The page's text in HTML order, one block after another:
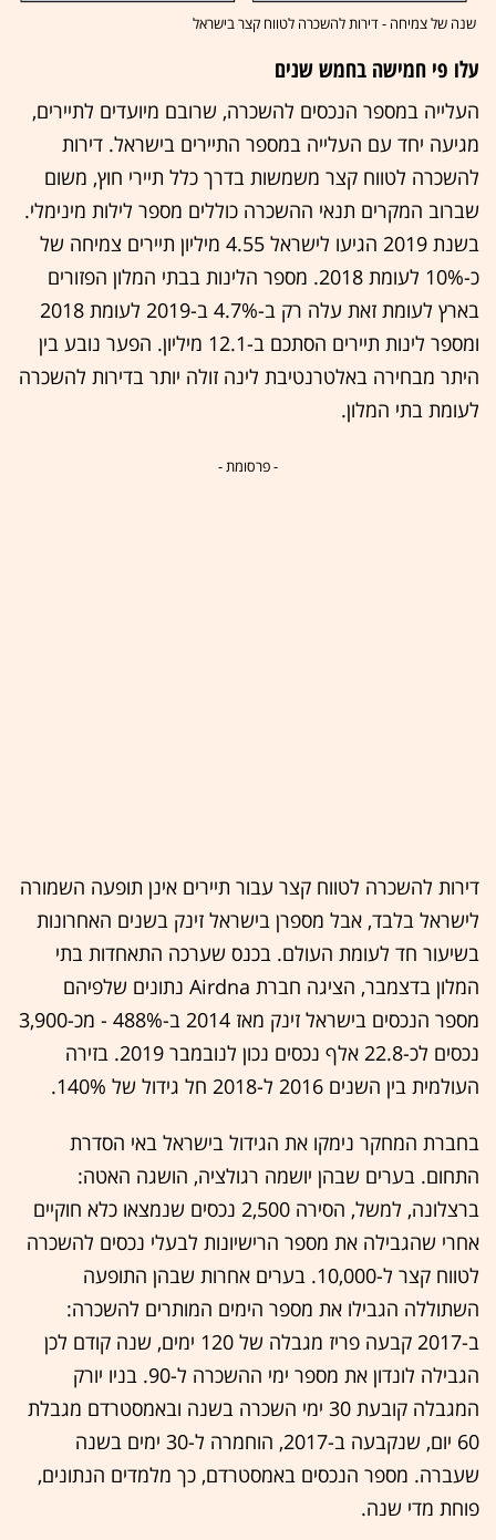
שנה של צמיחה - דירות להשכרה לטווח קצר בישראל
עלו פי חמישה בחמש שנים
העלייה במספר הנכסים להשכרה, שרובם מיועדים לתיירים,
מגיעה יחד עם העלייה במספר התיירים בישראל. דירות
להשכרה לטווח קצר משמשות בדרך כלל תיירי חוץ, משום
שברוב המקרים תנאי ההשכרה כוללים מספר לילות מינימלי.
בשנת 2019 הגיעו לישראל 4.55 מיליון תיירים צמיחה של
כ-10% לעומת 2018. מספר הלינות בבתי המלון הפזורים
בארץ לעומת זאת עלה רק ב-4.7% ב-2019 לעומת 2018
ומספר לינות תיירים הסתכם ב-12.1 מיליון. הפער נובע בין
היתר מבחירה באלטרנטיבת לינה זולה יותר בדירות להשכרה
לעומת בתי המלון.
- פרסומת -
דירות להשכרה לטווח קצר עבור תיירים אינן תופעה השמורה
לישראל בלבד, אבל מספרן בישראל זינק בשנים האחרונות
בשיעור חד לעומת העולם. בכנס שערכה התאחדות בתי
המלון בדצמבר, הציגה חברת Airdna נתונים שלפיהם
מספר הנכסים בישראל זינק מאז 2014 ב-488% - מכ-3,900
נכסים לכ-22.8 אלף נכסים נכון לנובמבר 2019. בזירה
העולמית בין השנים 2016 ל-2018 חל גידול של 140%.
בחברת המחקר נימקו את הגידול בישראל באי הסדרת
התחום. בערים שבהן יושמה רגולציה, הושגה האטה:
ברצלונה, למשל, הסירה 2,500 נכסים שנמצאו כלא חוקיים
אחרי שהגבילה את מספר הרישיונות לבעלי נכסים להשכרה
לטווח קצר ל-10,000. בערים אחרות שבהן התופעה
השתוללה הגבילו את מספר הימים המותרים להשכרה:
ב-2017 קבעה פריז מגבלה של 120 ימים, שנה קודם לכן
הגבילה לונדון את מספר ימי ההשכרה ל-90. בניו יורק
המגבלה קובעת 30 ימי השכרה בשנה ובאמסטרדם מגבלת
60 יום, שנקבעה ב-2017, הוחמרה ל-30 ימים בשנה
שעברה. מספר הנכסים באמסטרדם, כך מלמדים הנתונים,
פוחת מדי שנה.